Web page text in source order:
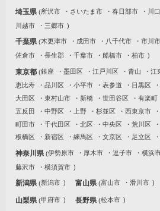
埼玉県 所沢市 さいたま市 春日部市 川
川越市
三郷市
千葉県 木更津市 成田市 八千代市 市川市
佐倉市
長生郡 千葉市 船橋市 柏市
東京都 銀座 墨田区 江戸川区 青山 江
恵比寿
品川区 小平市 表参道 目黒区
大田区
東村山市 新橋 世田谷区 有楽町
五反田
中野区 上野 杉並区 西東京市
町田市
千代田区 北区 中央区 荒川区
板橋区
新宿区 練馬区 文京区 足立区
神奈川県 伊勢原市 厚木市 逗子市 横浜
藤沢市
横須賀市
新潟県 新潟市 富山県 富山市 滑川市
山梨県 甲府市 長野県 松本市